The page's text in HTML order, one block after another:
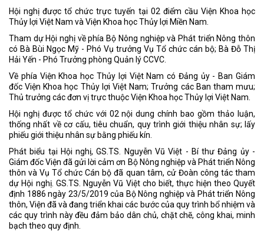
Hội nghị được tổ chức trực tuyến tại 02 điểm cầu Viện Khoa học
Thủy lợi Việt Nam và Viện Khoa học Thủy lợi Miền Nam.
Tham dự Hội nghị về phía Bộ Nông nghiệp và Phát triển Nông thôn
có Bà Bùi Ngọc Mỹ - Phó Vụ trưởng Vụ Tổ chức cán bộ; Bà Đỗ Thị
Hải Yến - Phó Trưởng phòng Quản lý CCVC.
Về phía Viện Khoa học Thủy lợi Việt Nam có Đảng ủy - Ban Giám
đốc Viện Khoa học Thủy lợi Việt Nam; Trưởng các Ban tham mưu;
Thủ trưởng các đơn vị trực thuộc Viện Khoa học Thủy lợi Việt Nam.
Hội nghị được tổ chức với 02 nội dung chính bao gồm thảo luận,
thống nhất về cơ cấu, tiêu chuẩn, quy trình giới thiệu nhân sự; lấy
phiếu giới thiệu nhân sự bằng phiếu kín.
Phát biểu tại Hội nghị, GS.TS. Nguyễn Vũ Việt - Bí thư Đảng ủy -
Giám đốc Viện đã gửi lời cảm ơn Bộ Nông nghiệp và Phát triển Nông
thôn và Vụ Tổ chức Cán bộ đã quan tâm, cử Đoàn công tác tham
dự Hội nghị. GS.TS. Nguyễn Vũ Việt cho biết, thực hiện theo Quyết
định 1886 ngày 23/5/2019 của Bộ Nông nghiệp và Phát triển Nông
thôn, Viện đã và đang triển khai các bước của quy trình bổ nhiệm và
các quy trình này đều đảm bảo dân chủ, chặt chẽ, công khai, minh
bạch theo quy định.